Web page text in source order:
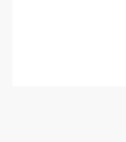
破坏。活动中任何
破坏。活动中任何
破坏。活动中任何